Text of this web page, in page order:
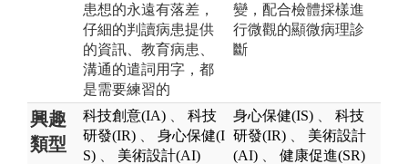
患想的永遠有落差，
仔細的判讀病患提供
的資訊、教育病患、
溝通的遣詞用字，都
是需要練習的
變，配合檢體採樣進
行微觀的顯微病理診
斷
興趣
類型
科技創意(IA)
科技
研發(IR)
身心保健(I
S)
美術設計(AI)
身心保健(IS)
科技
研發(IR)
美術設計
(AI)
健康促進(SR)